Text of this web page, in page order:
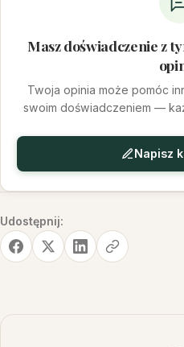
Masz doświadczenie z
Twoja opinia może pomóc
swoim doświadczeniem —
Napisz
Udostępnij: